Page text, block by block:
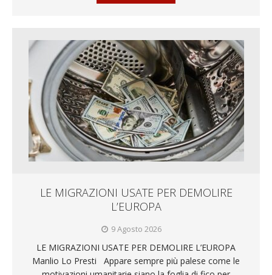
LE MIGRAZIONI USATE PER DEMOLIRE
L’EUROPA
9 Agosto 2026
LE MIGRAZIONI USATE PER DEMOLIRE L’EUROPA
Manlio Lo Presti Appare sempre più palese come le